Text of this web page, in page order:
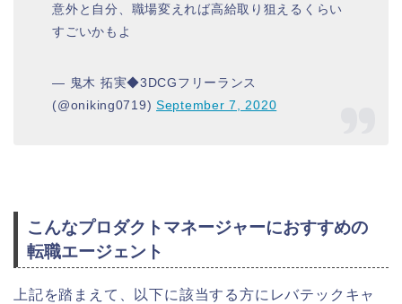
意外と自分、職場変えれば高給取り狙えるくらい
すごいかもよ
— 鬼木 拓実◆3DCGフリーランス
(@oniking0719) September 7, 2020
こんなプロダクトマネージャーにおすすめの
転職エージェント
上記を踏まえて、以下に該当する方にレバテックキャ